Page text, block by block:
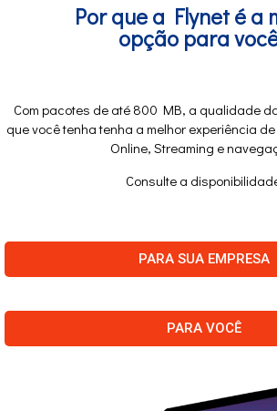
Por que a Flynet é a
opção para
Com pacotes de até 800 MB, a qualidade
que você tenha tenha a melhor experiência
Online, Streaming e
Consulte a
PARA SUA EMPRESA
PARA VOCÊ